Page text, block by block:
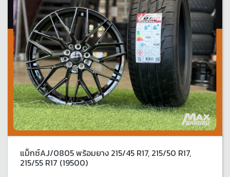
แม็กซ์AJ/0805 พร้อมยาง 215/45 R17, 215/50 R17,
215/55 R17 (19500)